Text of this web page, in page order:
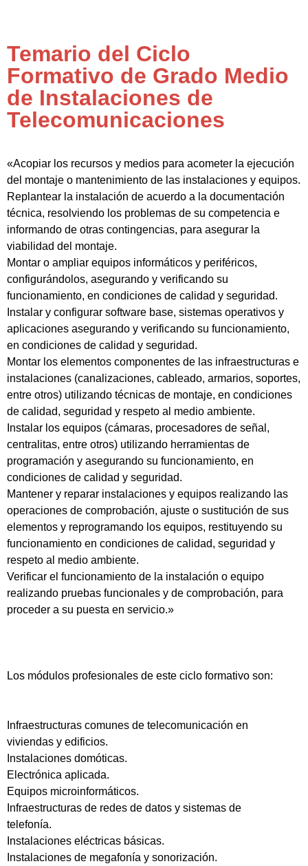
Temario del Ciclo
Formativo de Grado Medio
de Instalaciones de
Telecomunicaciones
«Acopiar los recursos y medios para acometer la ejecución
del montaje o mantenimiento de las instalaciones y equipos.
Replantear la instalación de acuerdo a la documentación
técnica, resolviendo los problemas de su competencia e
informando de otras contingencias, para asegurar la
viabilidad del montaje.
Montar o ampliar equipos informáticos y periféricos,
configurándolos, asegurando y verificando su
funcionamiento, en condiciones de calidad y seguridad.
Instalar y configurar software base, sistemas operativos y
aplicaciones asegurando y verificando su funcionamiento,
en condiciones de calidad y seguridad.
Montar los elementos componentes de las infraestructuras e
instalaciones (canalizaciones, cableado, armarios, soportes,
entre otros) utilizando técnicas de montaje, en condiciones
de calidad, seguridad y respeto al medio ambiente.
Instalar los equipos (cámaras, procesadores de señal,
centralitas, entre otros) utilizando herramientas de
programación y asegurando su funcionamiento, en
condiciones de calidad y seguridad.
Mantener y reparar instalaciones y equipos realizando las
operaciones de comprobación, ajuste o sustitución de sus
elementos y reprogramando los equipos, restituyendo su
funcionamiento en condiciones de calidad, seguridad y
respeto al medio ambiente.
Verificar el funcionamiento de la instalación o equipo
realizando pruebas funcionales y de comprobación, para
proceder a su puesta en servicio.»
Los módulos profesionales de este ciclo formativo son:
Infraestructuras comunes de telecomunicación en
viviendas y edificios.
Instalaciones domóticas.
Electrónica aplicada.
Equipos microinformáticos.
Infraestructuras de redes de datos y sistemas de
telefonía.
Instalaciones eléctricas básicas.
Instalaciones de megafonía y sonorización.